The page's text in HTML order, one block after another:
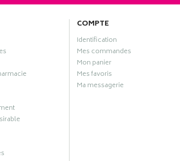
COMPTE
Identification
Mes commandes
Mon panier
Mes favoris
Ma messagerie